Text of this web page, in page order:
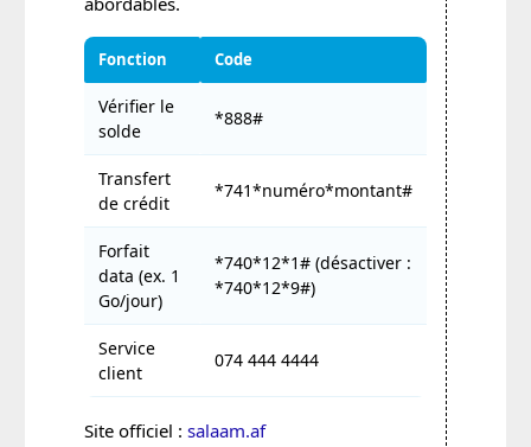
Fonction Code
Vérifier le
solde
*888#
Transfert
de crédit
*741*numéro*montant#
Forfait
data (ex. 1
Go/jour)
*740*12*1# (désactiver :
*740*12*9#)
Service
client
074 444 4444
Site officiel : salaam.af